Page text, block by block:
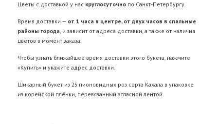
Цветы с доставкой у нас круглосуточно по Санкт-Петербургу.
Время доставки — от 1 часа в центре, от двух часов в спальные
районы города, и зависит от адреса доставки, а также от наличия
цветов в момент заказа.
Чтобы узнать ближайшее время доставки этого букета, нажмите
«Купить» и укажите адрес доставки.
Шикарный букет из 25 пионовидных роз сорта Кахала в упаковке
из корейской плёнки, перевязанный атласной лентой.